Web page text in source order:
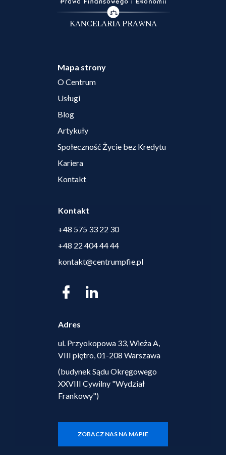
Kontakt
+48 575 33 22 30
+48 22 404 44 44
kontakt@centrumpfie.pl
Adres
ul. Przyokopowa 33, Wieża A,
VIII piętro, 01-208 Warszawa
(budynek Sądu Okręgowego
XXVIII Cywilny "Wydział
Frankowy")
ZOBACZ NAS NA MAPIE
Mapa strony
O Centrum
Usługi
Blog
Artykuły
Społeczność Życie bez Kredytu
Kariera
Kontakt